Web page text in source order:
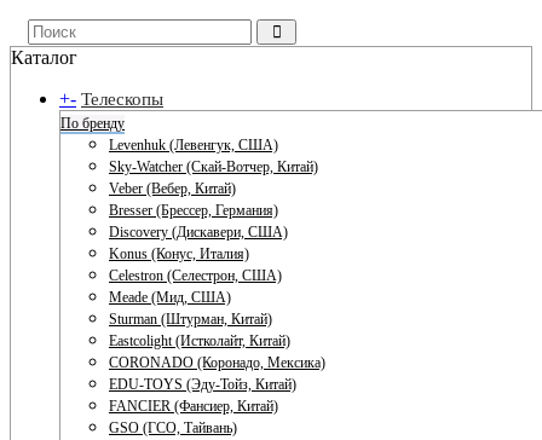
Каталог
+- Телескопы
По бренду
Levenhuk (Левенгук, США)
Sky-Watcher (Скай-Вотчер, Китай)
Veber (Вебер, Китай)
Bresser (Брессер, Германия)
Discovery (Дискавери, США)
Konus (Конус, Италия)
Celestron (Селестрон, США)
Meade (Мид, США)
Sturman (Штурман, Китай)
Eastcolight (Истколайт, Китай)
CORONADO (Коронадо, Мексика)
EDU-TOYS (Эду-Тойз, Китай)
FANCIER (Фансиер, Китай)
GSO (ГСО, Тайвань)